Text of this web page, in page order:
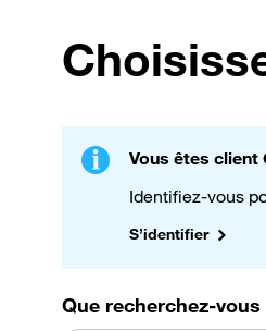
Vous êtes client
Identifiez-vous
S’identifier
Que recherchez-vous